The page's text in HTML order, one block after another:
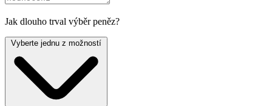
Jak dlouho trval výběr peněz?
Vyberte jednu z možností